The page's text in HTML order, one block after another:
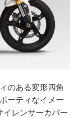
のある変形四角
ーティなイメー
イレンサーカバー